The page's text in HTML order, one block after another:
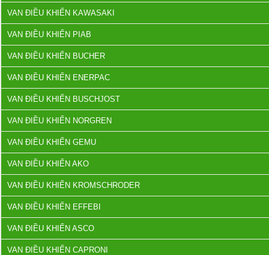
VAN ĐIỀU KHIỂN KAWASAKI
VAN ĐIỀU KHIỂN PIAB
VAN ĐIỀU KHIỂN BUCHER
VAN ĐIỀU KHIỂN ENERPAC
VAN ĐIỀU KHIỂN BUSCHJOST
VAN ĐIỀU KHIỂN NORGREN
VAN ĐIỀU KHIỂN GEMU
VAN ĐIỀU KHIỂN AKO
VAN ĐIỀU KHIỂN KROMSCHRODER
VAN ĐIỀU KHIỂN EFFEBI
VAN ĐIỀU KHIỂN ASCO
VAN ĐIỀU KHIỂN CAPRONI